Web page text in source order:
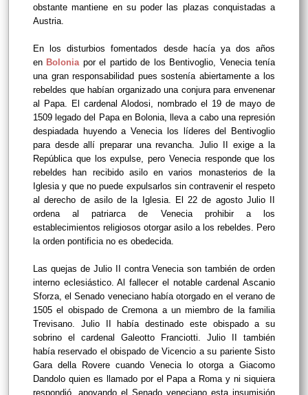
obstante mantiene en su poder las plazas conquistadas a
Austria.
En los disturbios fomentados desde hacía ya dos años
en Bolonia por el partido de los Bentivoglio, Venecia tenía
una gran responsabilidad pues sostenía abiertamente a los
rebeldes que habían organizado una conjura para envenenar
al Papa. El cardenal Alodosi, nombrado el 19 de mayo de
1509 legado del Papa en Bolonia, lleva a cabo una represión
despiadada huyendo a Venecia los líderes del Bentivoglio
para desde allí preparar una revancha. Julio II exige a la
República que los expulse, pero Venecia responde que los
rebeldes han recibido asilo en varios monasterios de la
Iglesia y que no puede expulsarlos sin contravenir el respeto
al derecho de asilo de la Iglesia. El 22 de agosto Julio II
ordena al patriarca de Venecia prohibir a los
establecimientos religiosos otorgar asilo a los rebeldes. Pero
la orden pontificia no es obedecida.
Las quejas de Julio II contra Venecia son también de orden
interno eclesiástico. Al fallecer el notable cardenal Ascanio
Sforza, el Senado veneciano había otorgado en el verano de
1505 el obispado de Cremona a un miembro de la familia
Trevisano. Julio II había destinado este obispado a su
sobrino el cardenal Galeotto Franciotti. Julio II también
había reservado el obispado de Vicencio a su pariente Sisto
Gara della Rovere cuando Venecia lo otorga a Giacomo
Dandolo quien es llamado por el Papa a Roma y ni siquiera
respondió, apoyando el Senado veneciano esta insumisión